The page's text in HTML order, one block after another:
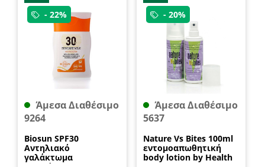
- 22%
Άμεσα Διαθέσιμο
9264
Biosun SPF30
Αντηλιακό
γαλάκτωμα
- 20%
Άμεσα Διαθέσιμο
5637
Nature Vs Bites 100ml
εντομοαπωθητική
body lotion by Health